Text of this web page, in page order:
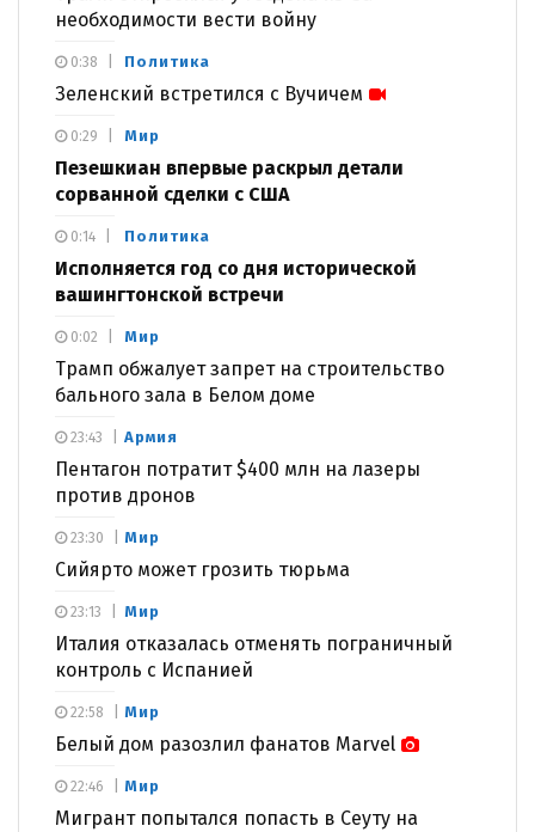
необходимости вести войну
Политика
Зеленский встретился с Вучичем
0:38
Мир
Пезешкиан впервые раскрыл детали
сорванной сделки с США
0:29
Политика
Исполняется год со дня исторической
вашингтонской встречи
0:14
Мир
Трамп обжалует запрет на строительство
бального зала в Белом доме
0:02
Армия
Пентагон потратит $400 млн на лазеры
против дронов
23:43
Мир
Сийярто может грозить тюрьма
23:30
Мир
Италия отказалась отменять пограничный
контроль с Испанией
23:13
Мир
Белый дом разозлил фанатов Marvel
22:58
Мир
Мигрант попытался попасть в Сеуту на
22:46